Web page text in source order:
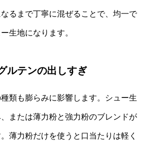
るまで丁寧に混ぜることで、均一で
生地になります。
ルテンの出しすぎ
類も膨らみに影響します。シュー生
または薄力粉と強力粉のブレンドが
薄力粉だけを使うと口当たりは軽く